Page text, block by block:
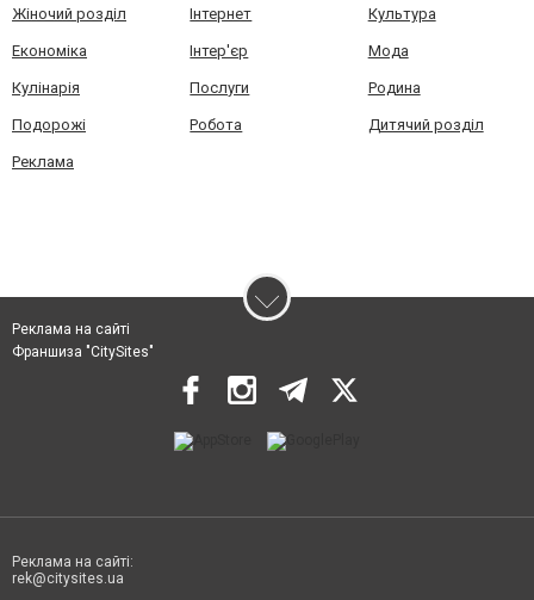
Жіночий розділ Інтернет Культура
Економіка Інтер'єр Мода
Кулінарія Послуги Родина
Подорожі Робота Дитячий розділ
Реклама
Реклама на сайті
Франшиза "CitySites"
Реклама на сайті:
rek@citysites.ua